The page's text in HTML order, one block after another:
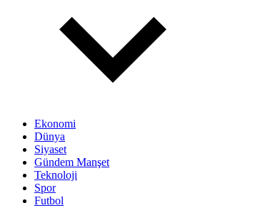
Ekonomi
Dünya
Siyaset
Gündem Manşet
Teknoloji
Spor
Futbol